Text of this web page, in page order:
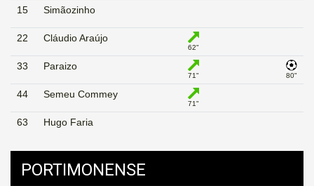
15 Simãozinho
22 Cláudio Araújo
62"
33 Paraizo
71" 80"
44 Semeu Commey
71"
63 Hugo Faria
PORTIMONENSE